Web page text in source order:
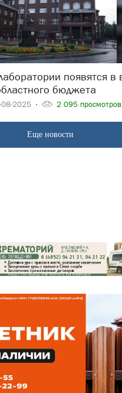
бюджета
08-2025 2 095 просмотров
Еще новости